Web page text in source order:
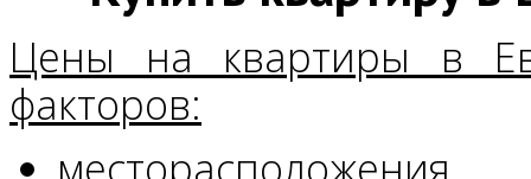
Цены на квартиры в
факторов: